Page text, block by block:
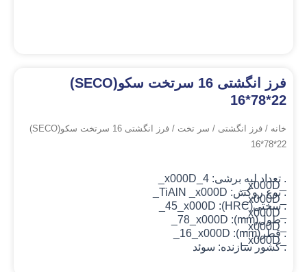
فرز انگشتی 16 سرتخت سکو(SECO)
16*78*22
خانه / فرز انگشتی / سر تخت
/ فرز انگشتی 16 سرتخت سکو(SECO)
16*78*22
. تعداد لبه برشی: 4_x000D_
_x000D_
. نوع روکش: TiAlN _x000D_
_x000D_
. سختی(HRC): 45_x000D_
_x000D_
. طول(mm): 78_x000D_
_x000D_
. قطر(mm): 16_x000D_
_x000D_
. کشور سازنده: سوئد